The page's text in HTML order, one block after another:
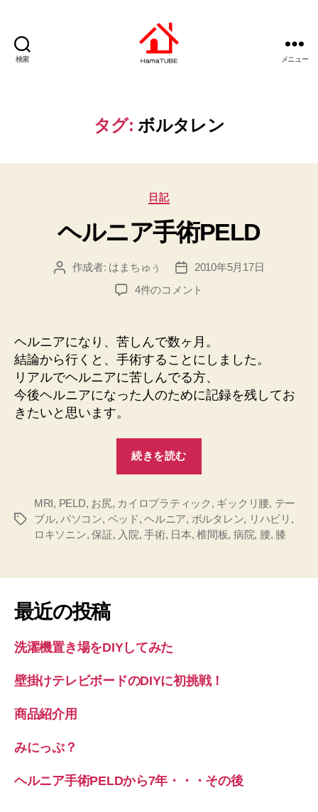
検索
ゅ
ー
メニュー
タグ: ボルタレン
カ
ゴ
リ
日記
ヘルニア手術PELD
投 作成者: はまちゅぅ
投
稿
2010年5月17日
ヘ
手
術
PELD
へ
4件のコメント
ヘルニアになり、苦しんで数ヶ月。
結論から行くと、手術することにしました。
リアルでヘルニアに苦しんでる方、
今後ヘルニアになった人のために記録を残してお
きたいと思います。
続きを読む
ア
手
術
タ
MRI, PELD, お尻, カイロプラティック , ギックリ腰, テー
ブル, パソコン, ベッド,ヘルニア, ボルタレン, リハビリ ,
ロキソニン,保証, 入院,手術, 日本,椎間板, 病院, 腰, 膝
最近の投稿
洗濯機置き場をDIYしてみた
壁掛けテレビボードのDIYに初挑戦！
商品紹介用
みにっぷ？
ヘルニア手術PELDから7年・・・その後